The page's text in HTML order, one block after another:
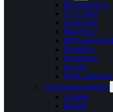
BigCommerce
CCV Shop
Lightspeed
Magento 2
Mijnwebwinkel
Plug&Pay
PrestaShop
Shopify
WooCommerce
Versandunternehmen
Asendia
Budbee